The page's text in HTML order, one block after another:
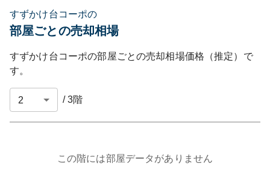
すずかけ台コーポの
部屋ごとの売却相場
すずかけ台コーポの部屋ごとの売却相場価格（推定）で
す。
/3階
この階には部屋データがありません